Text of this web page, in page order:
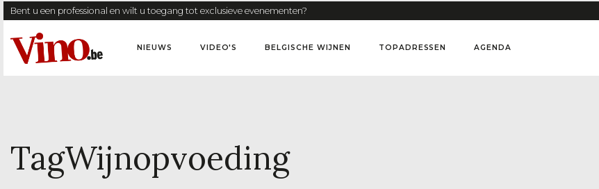
Bent u een professional en wilt u toegang tot exclusieve evenementen?
NIEUWS VIDEO'S BELGISCHE WIJNEN TOPADRESSEN AGENDA
TagWijnopvoeding